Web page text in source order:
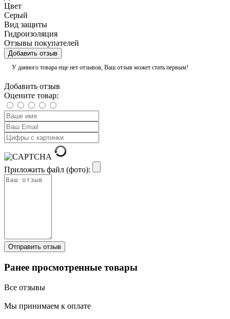
Цвет
Серый
Вид защиты
Гидроизоляция
Отзывы покупателей
Добавить отзыв
У данного товара еще нет отзывов, Ваш отзыв может стать первым!
Добавить отзыв
Оцените товар:
Приложить файл (фото):
Ранее просмотренные товары
Все отзывы
Мы принимаем к оплате